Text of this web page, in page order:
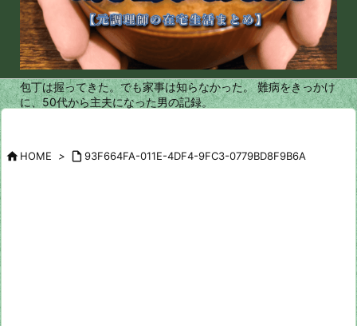

前へ

次へ

検索
包丁は握ってきた。でも家事は知らなかった。 難病をきっかけ
に、50代から主夫になった男の記録。
HOME >  93F664FA-011E-4DF4-9FC3-0779BD8F9B6A